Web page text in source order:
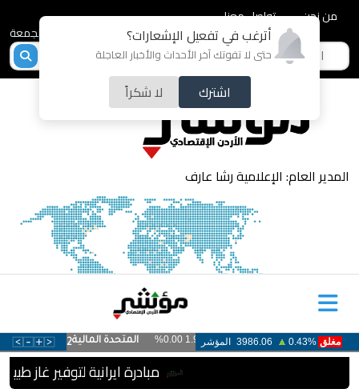
أترغب في تفعيل الإشعارات؟
حتى لا تفوتك آخر الأحداث والأخبار العاجلة
اشترك لا شكراً
من نحن
تواصل معنا
المدير العام: الإعلامية رشا عارف
مبادرة ايرانية لتوفير غاز